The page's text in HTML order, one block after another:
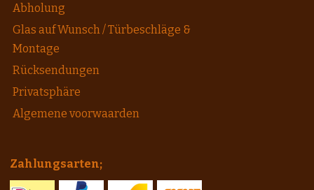
Abholung
Glas auf Wunsch / Türbeschläge &
Montage
Rücksendungen
Privatsphäre
Algemene voorwaarden
Zahlungsarten;